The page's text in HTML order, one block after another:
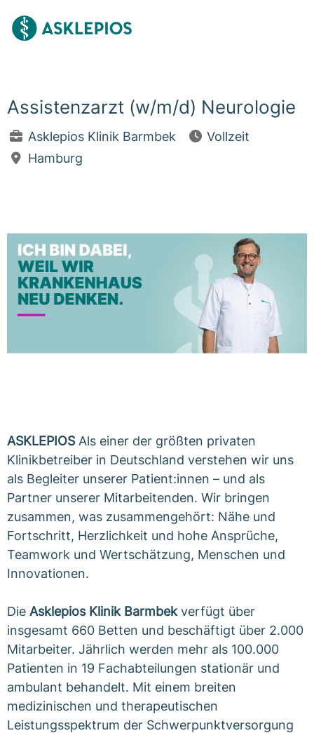
Assistenzarzt (w/m/d) Neurologie
Asklepios Klinik Barmbek
Hamburg
Vollzeit
ASKLEPIOS Als einer der größten privaten
Klinikbetreiber in Deutschland verstehen wir uns
als Begleiter unserer Patient:innen – und als
Partner unserer Mitarbeitenden. Wir bringen
zusammen, was zusammengehört: Nähe und
Fortschritt, Herzlichkeit und hohe Ansprüche,
Teamwork und Wertschätzung, Menschen und
Innovationen.
Die Asklepios Klinik Barmbekverfügt über
insgesamt 660 Betten und beschäftigt über 2.000
Mitarbeiter. Jährlich werden mehr als 100.000
Patienten in 19 Fachabteilungen stationär und
ambulant behandelt. Mit einem breiten
medizinischen und therapeutischen
Leistungsspektrum der Schwerpunktversorgung